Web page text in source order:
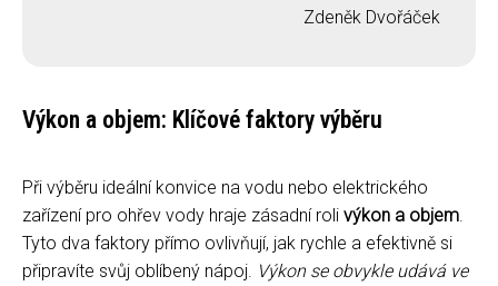
Zdeněk Dvořáček
Výkon a objem: Klíčové faktory výběru
Při výběru ideální konvice na vodu nebo elektrického
zařízení pro ohřev vody hraje zásadní roli výkon a objem.
Tyto dva faktory přímo ovlivňují, jak rychle a efektivně si
připravíte svůj oblíbený nápoj. Výkon se obvykle udává ve